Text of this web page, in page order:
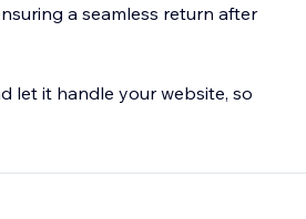
a seamless return after
let it handle your website, so